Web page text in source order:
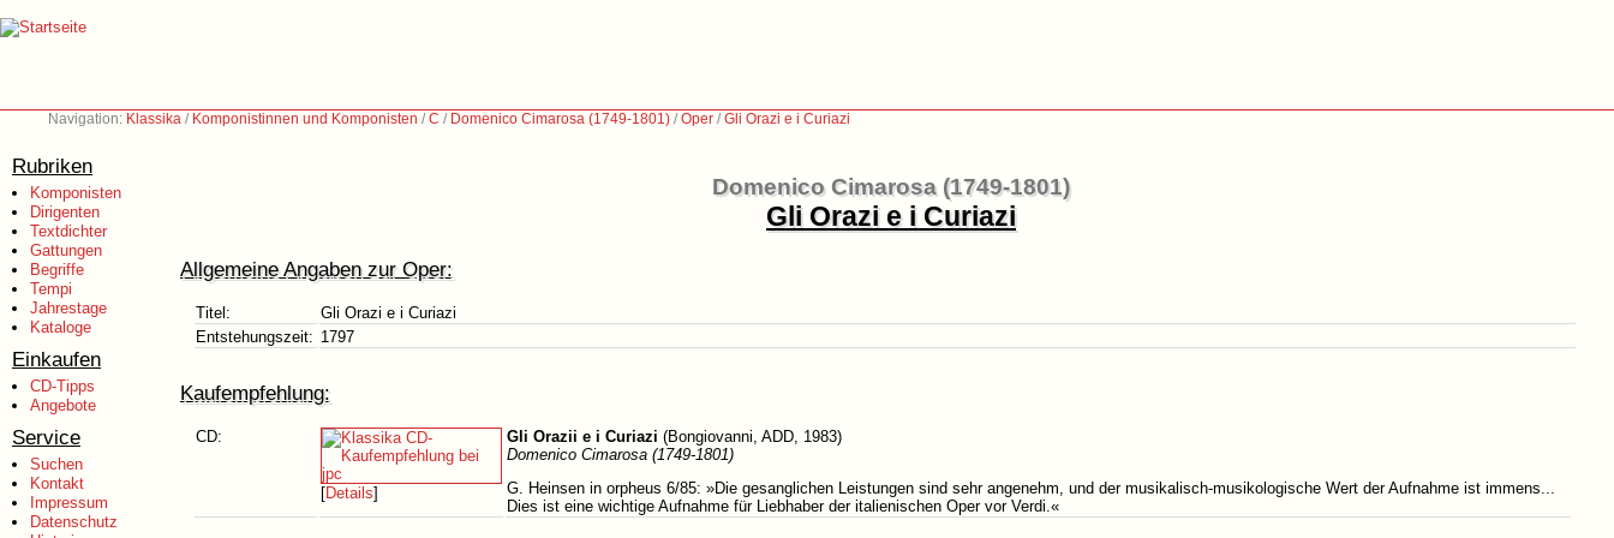
Navigation: Klassika / Komponistinnen und Komponisten /C / Domenico Cimarosa (1749-1801) /Oper /Gli Orazi e i Curiazi
Rubriken
Komponisten
Dirigenten
Textdichter
Gattungen
Begriffe
Tempi
Jahrestage
Kataloge
Einkaufen
CD-Tipps
Angebote
Service
Suchen
Kontakt
Impressum
Datenschutz
Domenico Cimarosa (1749-1801)
Gli Orazi e i Curiazi
Allgemeine Angaben zur Oper:
Titel:
Gli Orazi e i Curiazi
Entstehungszeit: 1797
Kaufempfehlung:
CD:
[Details]
Gli Orazii e i Curiazi (Bongiovanni, ADD, 1983)
Domenico Cimarosa (1749-1801)
G. Heinsen in orpheus 6/85: »Die gesanglichen Leistungen sind sehr angenehm, und der musikalisch-musikologische Wert der Aufnahme ist immens...
Dies ist eine wichtige Aufnahme für Liebhaber der italienischen Oper vor Verdi.«